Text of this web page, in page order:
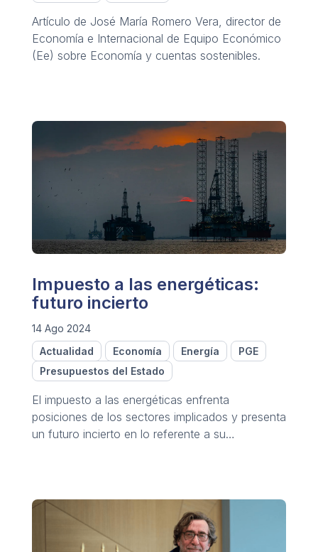
Artículo de José María Romero Vera, director de
Economía e Internacional de Equipo Económico
(Ee) sobre Economía y cuentas sostenibles.
Impuesto a las energéticas:
futuro incierto
14 Ago 2024
Actualidad
Economía Energía
PGE
Presupuestos del Estado
El impuesto a las energéticas enfrenta
posiciones de los sectores implicados y presenta
un futuro incierto en lo referente a su